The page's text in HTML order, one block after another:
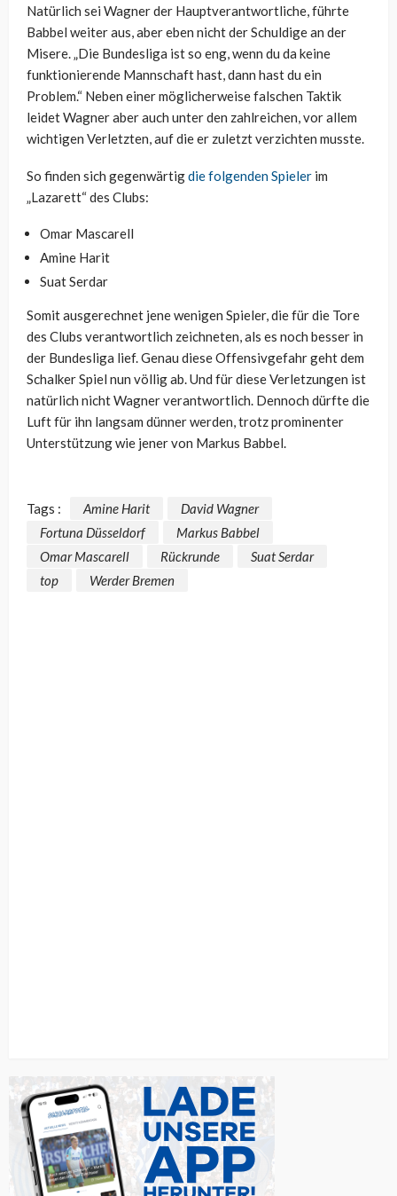
Natürlich sei Wagner der Hauptverantwortliche, führte
Babbel weiter aus, aber eben nicht der Schuldige an der
Misere. „Die Bundesliga ist so eng, wenn du da keine
funktionierende Mannschaft hast, dann hast du ein
Problem.“ Neben einer möglicherweise falschen Taktik
leidet Wagner aber auch unter den zahlreichen, vor allem
wichtigen Verletzten, auf die er zuletzt verzichten musste.
So finden sich gegenwärtigdie folgenden Spieler im
„Lazarett“ des Clubs:
Omar Mascarell
Amine Harit
Suat Serdar
Somit ausgerechnet jene wenigen Spieler, die für die Tore
des Clubs verantwortlich zeichneten, als es noch besser in
der Bundesliga lief. Genau diese Offensivgefahr geht dem
Schalker Spiel nun völlig ab. Und für diese Verletzungen ist
natürlich nicht Wagner verantwortlich. Dennoch dürfte die
Luft für ihn langsam dünner werden, trotz prominenter
Unterstützung wie jener von Markus Babbel.
Tags : Amine Harit
David Wagner
Fortuna Düsseldorf
Markus Babbel
Omar Mascarell
Rückrunde
Suat Serdar
top
Werder Bremen